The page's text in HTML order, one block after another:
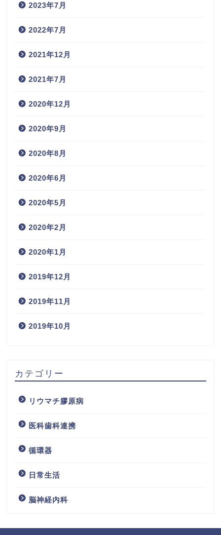
2023年7月
2022年7月
2021年12月
2021年7月
2020年12月
2020年9月
2020年8月
2020年6月
2020年5月
2020年2月
2020年1月
2019年12月
2019年11月
2019年10月
カテゴリー
リウマチ膠原病
医科歯科連携
循環器
日常生活
脳神経内科